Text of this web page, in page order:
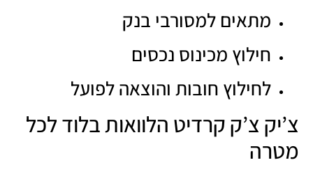
מתאים למסורבי בנק
חילוץ מכינוס נכסים
לחילוץ חובות והוצאה לפועל
צ’יק צ’ק קרדיט הלוואות בלוד לכל
מטרה